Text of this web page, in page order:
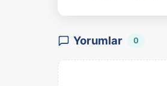
Yorumlar 0